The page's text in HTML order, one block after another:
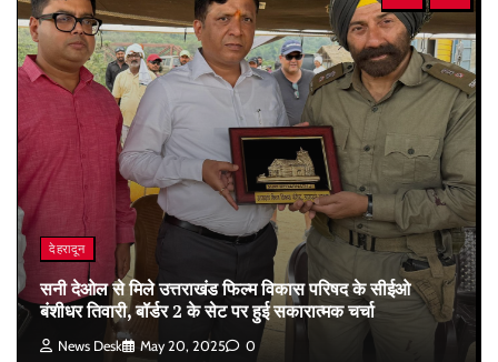
देहरादून
सनी देओल से मिले उत्तराखंड फिल्म विकास परिषद के सीईओ
बंशीधर तिवारी, बॉर्डर 2 के सेट पर हुई सकारात्मक चर्चा
News Desk May 20, 2025 0